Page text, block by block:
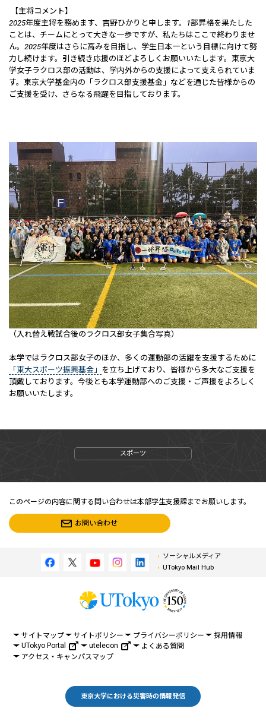
【主将コメント】
2025年度主将を務めます、吉野ひかりと申します。1部昇格を果たした
ことは、チームにとって大きな一歩ですが、私たちはここで終わりませ
ん。2025年度はさらに高みを目指し、学生日本一という目標に向けて努
力し続けます。引き続き応援のほどよろしくお願いいたします。東京大
学女子ラクロス部の活動は、学内外からの支援によって支えられていま
す。東京大学基金内の「ラクロス部支援基金」などを通じた皆様からの
ご支援を受け、さらなる飛躍を目指しております。
（入れ替え戦試合後のラクロス部女子集合写真）
本学ではラクロス部女子のほか、多くの運動部の活躍を支援するために
「東大スポーツ振興基金」 を立ち上げており、皆様から多大なご支援を
頂戴しております。今後とも本学運動部へのご支援・ご声援をよろしく
お願いいたします。
スポーツ
このページの内容に関する問い合わせは本部学生支援課までお願いします。
お問い合わせ
ソーシャルメディア
UTokyo Mail Hub
サイトマップ サイトポリシー プライバシーポリシー
採用情報
UTokyo Portal
utelecon
よくある質問
アクセス・キャンパスマップ
東京大学における災害時の情報発信